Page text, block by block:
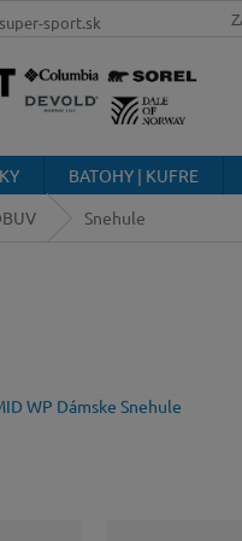
sport.sk
BATOHY | KUFRE
Snehule
WP Dámske Snehule